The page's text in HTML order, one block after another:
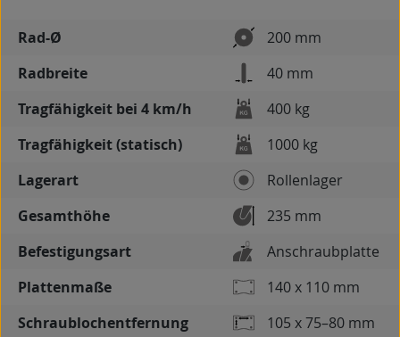
Rad-Ø
200 mm
Radbreite
40 mm
Tragfähigkeit bei 4 km/h
400 kg
Tragfähigkeit (statisch)
1000 kg
Lagerart
Rollenlager
Gesamthöhe
235 mm
Befestigungsart
Anschraubplatte
Plattenmaße
140 x 110 mm
Schraublochentfernung
105 x 75–80 mm